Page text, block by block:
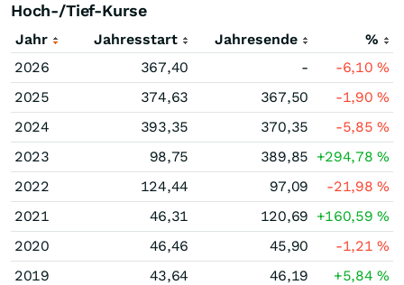
Hoch-/Tief-Kurse
Jahr Jahresstart Jahresende
%
2026
367,40 - -6,10%
2025
374,63 367,50 -1,90%
2024
393,35 370,35 -5,85%
2023
98,75 389,85 +294,78%
2022
124,44 97,09 -21,98%
2021
46,31 120,69 +160,59%
2020
46,46 45,90 -1,21%
2019
43,64 46,19 +5,84%